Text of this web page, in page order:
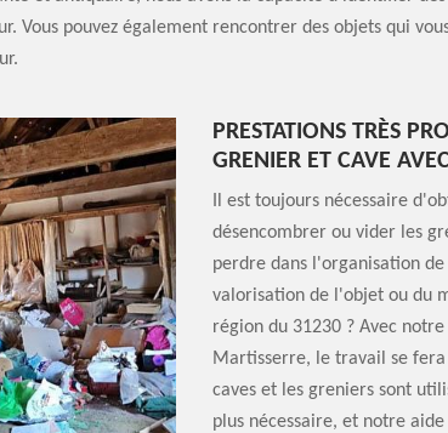
Vous pouvez également rencontrer des objets qui
PRESTATIONS TRÈS
GRENIER ET CAVE
Il est toujours nécessaire
désencombrer ou vider les
perdre dans l'organisation
valorisation de l'objet ou du
région du 31230 ? Avec
Martisserre, le travail se fera
caves et les greniers sont
plus nécessaire, et notre